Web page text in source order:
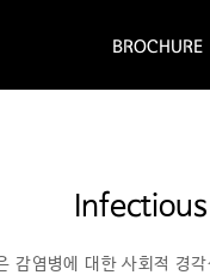
BROCHURE
감염병에 대한 사회적 경